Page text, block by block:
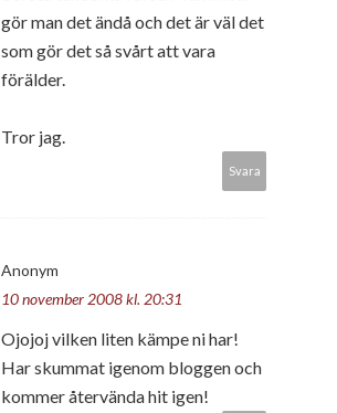
gör man det ändå och det är väl det
som gör det så svårt att vara
förälder.
Tror jag.
Svara
Anonym
10 november 2008 kl. 20:31
Ojojoj vilken liten kämpe ni har!
Har skummat igenom bloggen och
kommer återvända hit igen!